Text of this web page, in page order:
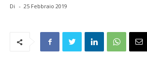
Di - 25 Febbraio 2019